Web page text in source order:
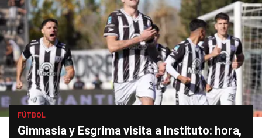
FÚTBOL
Gimnasia y Esgrima visita a Instituto: hora,